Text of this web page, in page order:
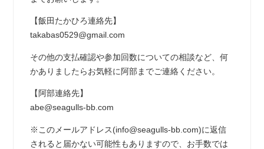
【飯田たかひろ連絡先】
takabas0529@gmail.com
その他の支払確認や参加回数についての相談など、何
かありましたらお気軽に阿部までご連絡ください。
【阿部連絡先】
abe@seagulls-bb.com
※このメールアドレス(info@seagulls-bb.com)に返信
されると届かない可能性もありますので、お手数では